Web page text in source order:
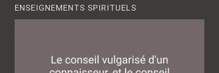
ENSEIGNEMENTS SPIRITUELS